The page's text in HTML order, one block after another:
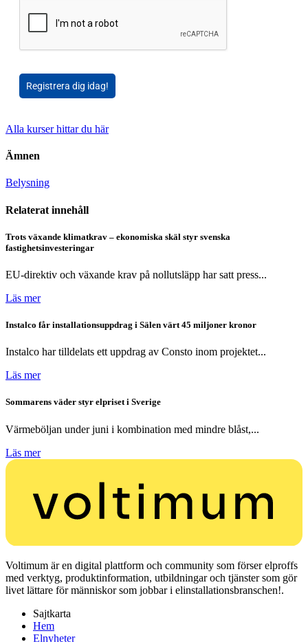
Registrera dig idag!
Alla kurser hittar du här
Ämnen
Belysning
Relaterat innehåll
Trots växande klimatkrav – ekonomiska skäl styr svenska
fastighetsinvesteringar
EU-direktiv och växande krav på nollutsläpp har satt press...
Läs mer
Instalco får installationsuppdrag i Sälen värt 45 miljoner kronor
Instalco har tilldelats ett uppdrag av Consto inom projektet...
Läs mer
Sommarens väder styr elpriset i Sverige
Värmeböljan under juni i kombination med mindre blåst,...
Läs mer
Voltimum är en digital plattform och community som förser elproffs
med verktyg, produktinformation, utbildningar och tjänster som gör
livet lättare för människor som jobbar i elinstallationsbranschen!.
Sajtkarta
Hem
Elnyheter